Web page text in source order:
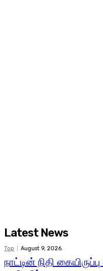
Latest News
Top August 9, 2026
நாட்டின் நிதி